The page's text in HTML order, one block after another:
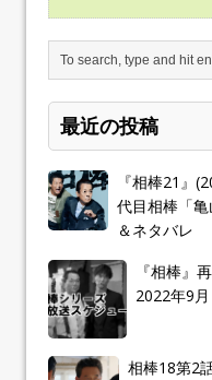
最近の投稿
『相棒21』
代目相棒「
＆ネタバレ
『相棒』
2022年9月
相棒18第2